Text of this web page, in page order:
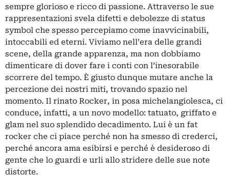
sempre glorioso e ricco di passione. Attraverso le sue
rappresentazioni svela difetti e debolezze di status
symbol che spesso percepiamo come inavvicinabili,
intoccabili ed eterni. Viviamo nell’era delle grandi
scene, della grande apparenza, ma non dobbiamo
dimenticare di dover fare i conti con l’inesorabile
scorrere del tempo. È giusto dunque mutare anche la
percezione dei nostri miti, trovando spazio nel
momento. Il rinato Rocker, in posa michelangiolesca, ci
conduce, infatti, a un novo modello: tatuato, griffato e
glam nel suo splendido decadimento. Lui è un fat
rocker che ci piace perché non ha smesso di crederci,
perché ancora ama esibirsi e perché è desideroso di
gente che lo guardi e urli allo stridere delle sue note
distorte.